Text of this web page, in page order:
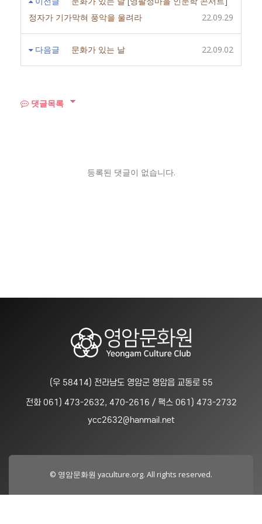
정자가 기가막혀 풍악을 울려라
22.09.29
다음글 문화가 있는 날 22.09.02
댓글목록
등록된 댓글이 없습니다.
(우 58414) 전라남도 영암군 영암읍 교동로 55
전화 061) 473-2632, 470-2616 / 팩스 061) 473-2732
ycc2632@hanmail.net
© 영암문화원 yaculture.org. All rights reserved.